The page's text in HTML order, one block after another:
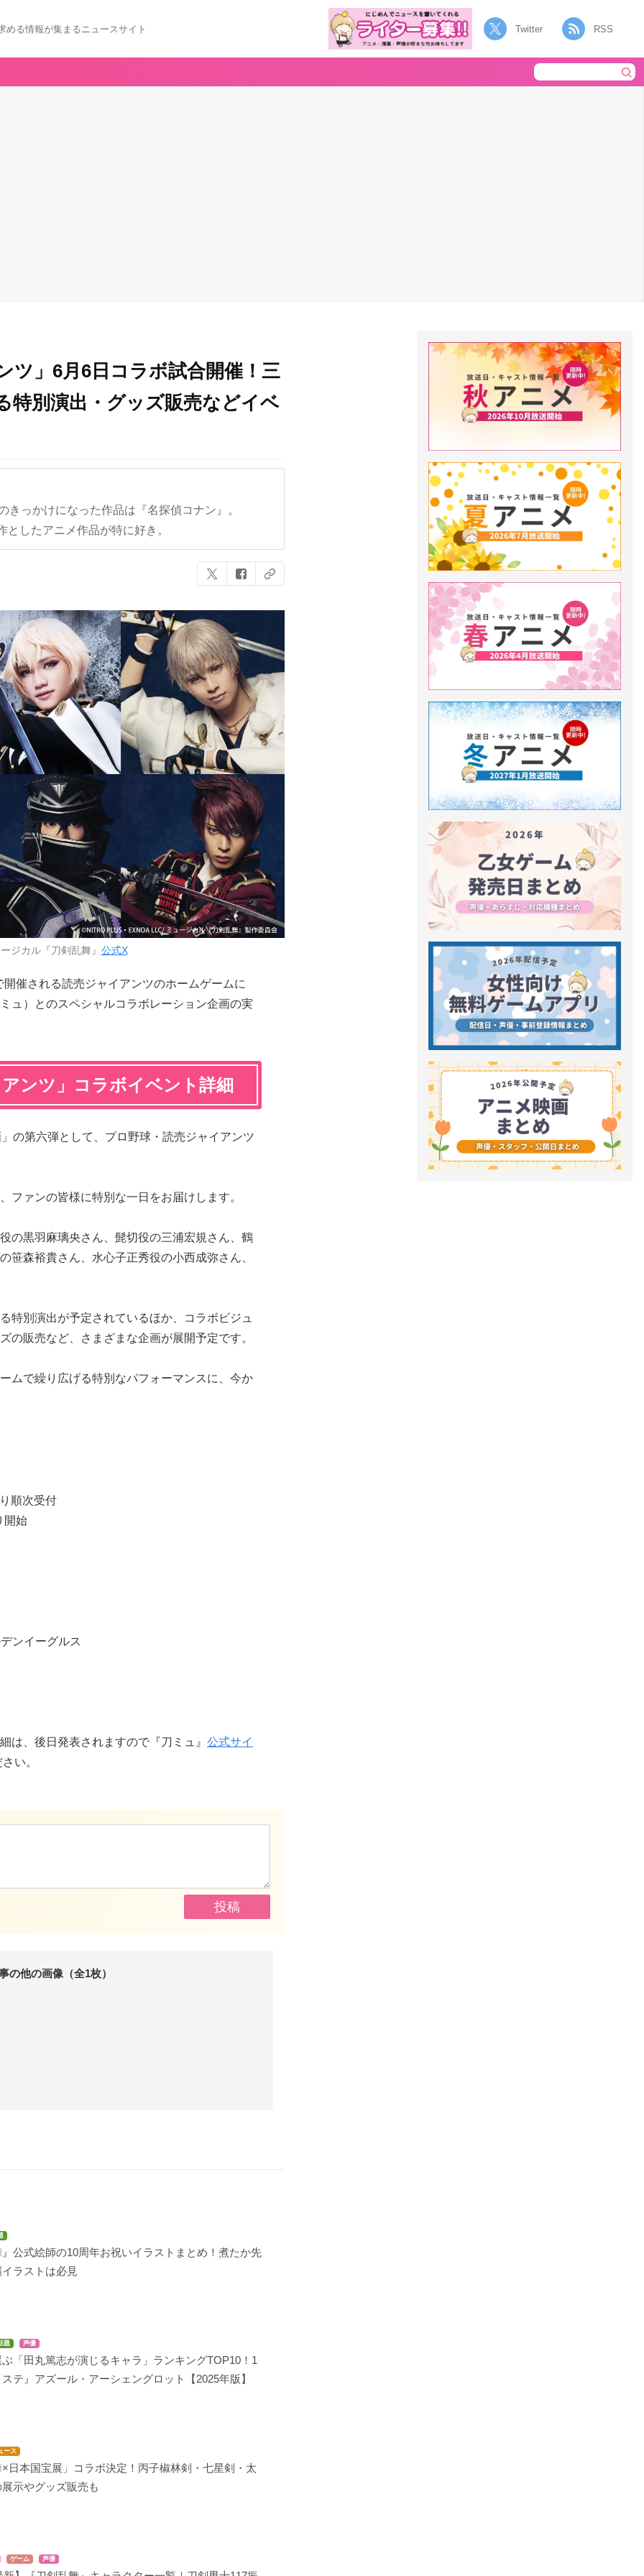
める情報が集まるニュースサイト Twitter RSS
ツ」6月6日コラボ試合開催！三
特別演出・グッズ販売などイベ
きっかけになった作品は『名探偵コナン』。
したアニメ作品が特に好き。
ジカル『刀剣乱舞』 公式X
催される読売ジャイアンツのホームゲームに
ュ）とのスペシャルコラボレーション企画の実
ンツ」コラボイベント詳細
の第六弾として、プロ野球・読売ジャイアンツ
ファンの皆様に特別な一日をお届けします。
の黒羽麻璃央さん、髭切役の三浦宏規さん、鶴
笹森裕貴さん、水心子正秀役の小西成弥さん、
特別演出が予定されているほか、コラボビジュ
の販売など、さまざまな企画が展開予定です。
ムで繰り広げる特別なパフォーマンスに、今か
順次受付
開始
ンイーグルス
は、後日発表されますので『刀ミュ』 公式サイ
い。
の他の画像（全1枚）
公式絵師の10周年お祝いイラストまとめ！煮たか先
ラストは必見
題 声優
「田丸篤志が演じるキャラ」ランキングTOP10！1
テ』アズール・アーシェングロット【2025年版】
ース
日本国宝展」コラボ決定！丙子椒林剣・七星剣・太
示やグッズ販売も
ゲーム 声優